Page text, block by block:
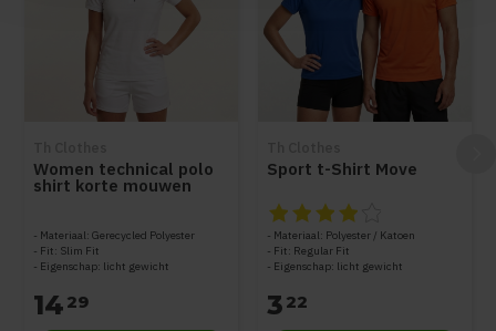
Women technical polo
shirt korte mouwen
Materiaal: Gerecycled Polyester
Fit: Slim Fit
Eigenschap: licht gewicht
14 29
Sport t-Shirt Move
De beoordeling van dit
Materiaal: Polyester / Katoen
Fit: Regular Fit
Eigenschap: licht gewicht
3 22